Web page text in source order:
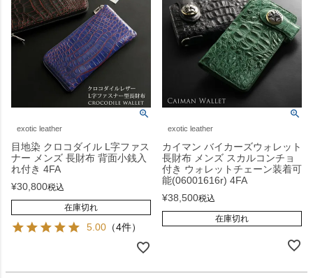
exotic leather
目地染 クロコダイル L字ファス
ナー メンズ 長財布 背面小銭入
れ付き 4FA
¥30,800税込
在庫切れ
5.00 （4件）
exotic leather
カイマン バイカーズウォレット
長財布 メンズ スカルコンチョ
付き ウォレットチェーン装着可
能(06001616r) 4FA
¥38,500税込
在庫切れ